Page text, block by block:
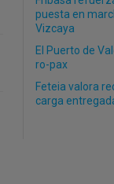
puesta en
Vizcaya
El Puerto de
ro-pax
Feteia valora
carga